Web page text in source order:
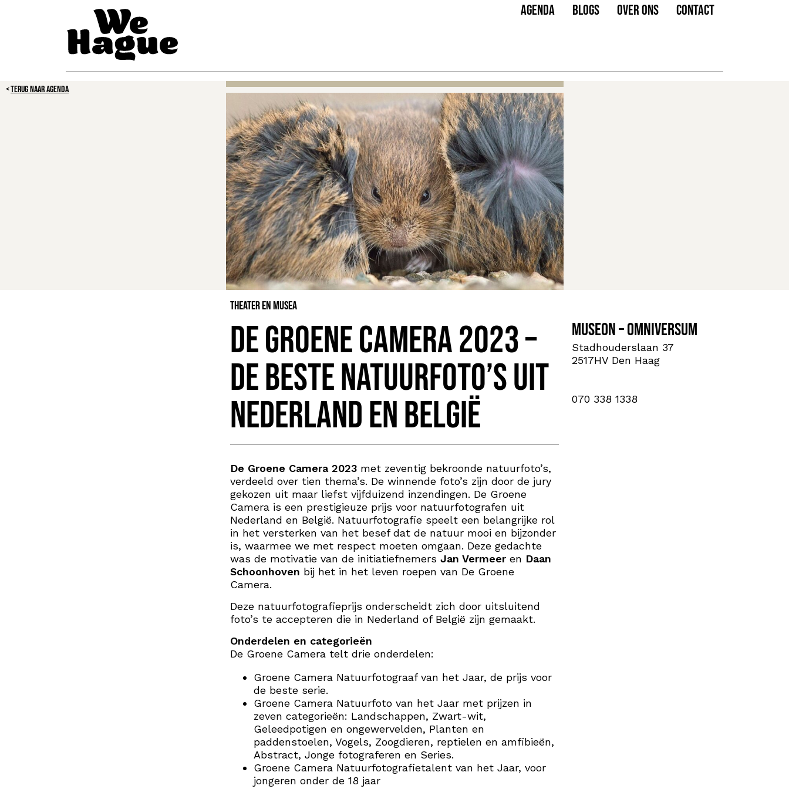
AGENDA BLOGS OVER ONS CONTACT
TERUG NAAR AGENDA
Theater en Musea
De Groene Camera 2023 –
De beste natuurfoto’s uit
Nederland en België
De Groene Camera 2023 met zeventig bekroonde natuurfoto’s,
verdeeld over tien thema’s. De winnende foto’s zijn door de jury
gekozen uit maar liefst vijfduizend inzendingen. De Groene
Camera is een prestigieuze prijs voor natuurfotografen uit
Nederland en België. Natuurfotografie speelt een belangrijke rol
in het versterken van het besef dat de natuur mooi en bijzonder
is, waarmee we met respect moeten omgaan. Deze gedachte
was de motivatie van de initiatiefnemers Jan Vermeer en Daan
Schoonhoven bij het in het leven roepen van De Groene
Camera.
Deze natuurfotografieprijs onderscheidt zich door uitsluitend
foto’s te accepteren die in Nederland of België zijn gemaakt.
Onderdelen en categorieën
De Groene Camera telt drie onderdelen:
Groene Camera Natuurfotograaf van het Jaar, de prijs voor
de beste serie.
Groene Camera Natuurfoto van het Jaar met prijzen in
zeven categorieën: Landschappen, Zwart-wit,
Geleedpotigen en ongewervelden, Planten en
paddenstoelen, Vogels, Zoogdieren, reptielen en amfibieën,
Abstract, Jonge fotograferen en Series.
Groene Camera Natuurfotografietalent van het Jaar, voor
jongeren onder de 18 jaar
Museon – Omniversum
Stadhouderslaan 37
2517HV Den Haag
070 338 1338